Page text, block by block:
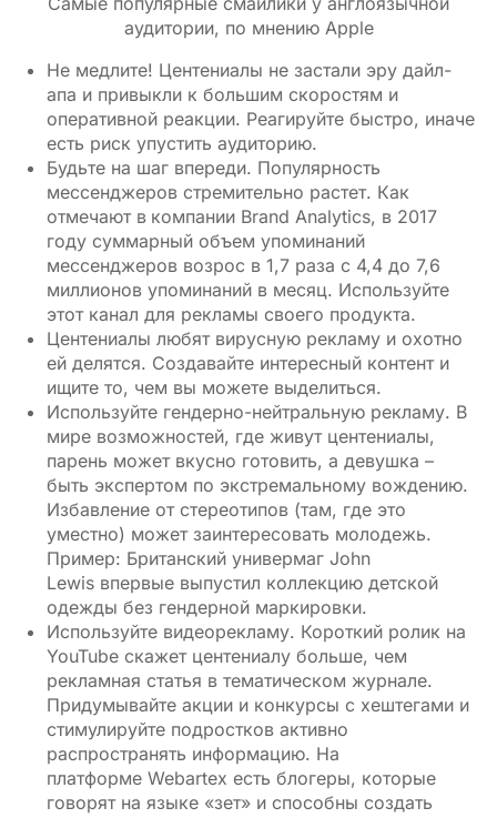
аудитории, по мнению Apple
Не медлите! Центениалы не застали эру дайл-
апа и привыкли к большим скоростям и
оперативной реакции. Реагируйте быстро, иначе
есть риск упустить аудиторию.
Будьте на шаг впереди. Популярность
мессенджеров стремительно растет. Как
отмечают в компании Brand Analytics, в 2017
году суммарный объем упоминаний
мессенджеров возрос в 1,7 раза с 4,4 до 7,6
миллионов упоминаний в месяц. Используйте
этот канал для рекламы своего продукта.
Центениалы любят вирусную рекламу и охотно
ей делятся. Создавайте интересный контент и
ищите то, чем вы можете выделиться.
Используйте гендерно-нейтральную рекламу. В
мире возможностей, где живут центениалы,
парень может вкусно готовить, а девушка –
быть экспертом по экстремальному вождению.
Избавление от стереотипов (там, где это
уместно) может заинтересовать молодежь.
Пример: Британский универмаг John
Lewis впервые выпустил коллекцию детской
одежды без гендерной маркировки.
Используйте видеорекламу. Короткий ролик на
YouTube скажет центениалу больше, чем
рекламная статья в тематическом журнале.
Придумывайте акции и конкурсы с хештегами и
стимулируйте подростков активно
распространять информацию. На
платформе Webartex есть блогеры, которые
говорят на языке «зет» и способны создать